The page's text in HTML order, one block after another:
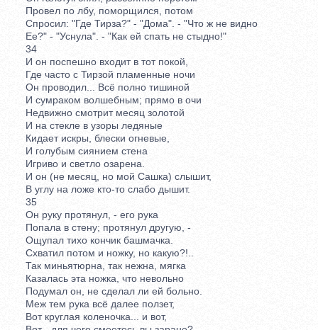
Провел по лбу, поморщился, потом
Спросил: "Где Тирза?" - "Дома". - "Что ж не видно
Ее?" - "Уснула". - "Как ей спать не стыдно!"
34
И он поспешно входит в тот покой,
Где часто с Тирзой пламенные ночи
Он проводил... Всё полно тишиной
И сумраком волшебным; прямо в очи
Недвижно смотрит месяц золотой
И на стекле в узоры ледяные
Кидает искры, блески огневые,
И голубым сиянием стена
Игриво и светло озарена.
И он (не месяц, но мой Сашка) слышит,
В углу на ложе кто-то слабо дышит.
35
Он руку протянул, - его рука
Попала в стену; протянул другую, -
Ощупал тихо кончик башмачка.
Схватил потом и ножку, но какую?!..
Так миньятюрна, так нежна, мягка
Казалась эта ножка, что невольно
Подумал он, не сделал ли ей больно.
Меж тем рука всё далее ползет,
Вот круглая коленочка... и вот,